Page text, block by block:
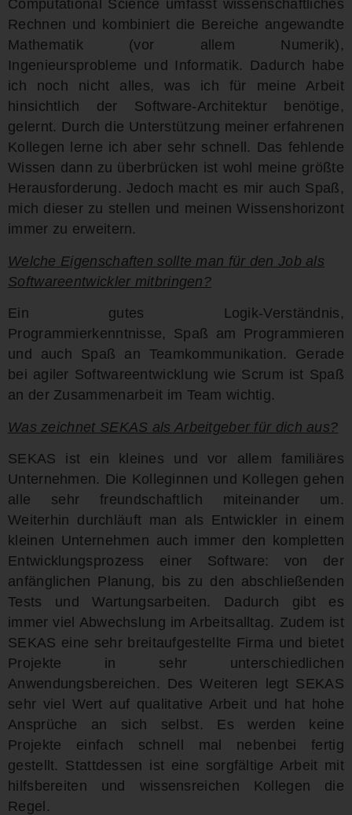
Computational Science umfasst wissenschaftliches
Rechnen und kombiniert die Bereiche angewandte
Mathematik (vor allem Numerik),
Ingenieursprobleme und Informatik. Dadurch habe
ich noch nicht alles, was ich für meine Arbeit
hinsichtlich der Software-Architektur benötige,
gelernt. Durch die Unterstützung meiner erfahrenen
Kollegen lerne ich aber sehr schnell. Das fehlende
Wissen dann zu überbrücken ist wohl meine größte
Herausforderung. Jedoch macht es mir auch Spaß,
mich dieser zu stellen und meinen Wissenshorizont
immer zu erweitern.
Welche Eigenschaften sollte man für den Job als
Softwareentwickler mitbringen?
Ein gutes Logik-Verständnis,
Programmierkenntnisse, Spaß am Programmieren
und auch Spaß an Teamkommunikation. Gerade
bei agiler Softwareentwicklung wie Scrum ist Spaß
an der Zusammenarbeit im Team wichtig.
Was zeichnet SEKAS als Arbeitgeber für dich aus?
SEKAS ist ein kleines und vor allem familiäres
Unternehmen. Die Kolleginnen und Kollegen gehen
alle sehr freundschaftlich miteinander um.
Weiterhin durchläuft man als Entwickler in einem
kleinen Unternehmen auch immer den kompletten
Entwicklungsprozess einer Software: von der
anfänglichen Planung, bis zu den abschließenden
Tests und Wartungsarbeiten. Dadurch gibt es
immer viel Abwechslung im Arbeitsalltag. Zudem ist
SEKAS eine sehr breitaufgestellte Firma und bietet
Projekte in sehr unterschiedlichen
Anwendungsbereichen. Des Weiteren legt SEKAS
sehr viel Wert auf qualitative Arbeit und hat hohe
Ansprüche an sich selbst. Es werden keine
Projekte einfach schnell mal nebenbei fertig
gestellt. Stattdessen ist eine sorgfältige Arbeit mit
hilfsbereiten und wissensreichen Kollegen die
Regel.